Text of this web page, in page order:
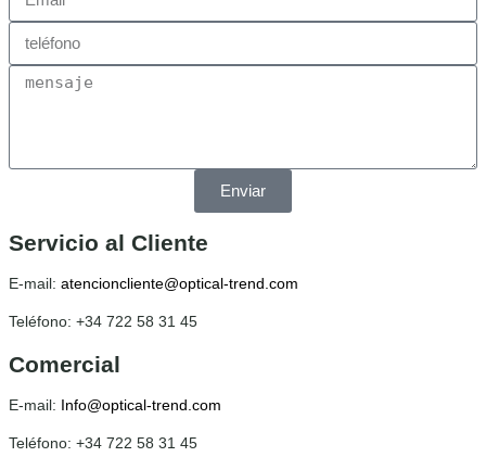
Enviar
Servicio al Cliente
E-mail: atencioncliente@optical-trend.com
Teléfono: +34 722 58 31 45
Comercial
E-mail: Info@optical-trend.com
Teléfono: +34 722 58 31 45